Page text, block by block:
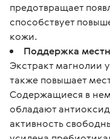
предотвращает
способствует
кожи.
Поддержка
Экстракт магнолии
также повышает
Содержащиеся в
обладают
активность